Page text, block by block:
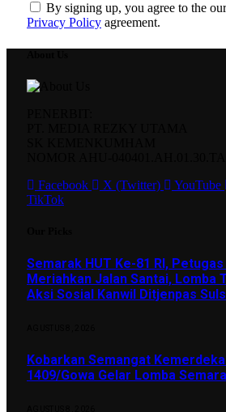
By signing up, you agree to the
Privacy Policy agreement.
Facebook
X (Twitter) YouTube
TikTok
Semarak HUT Ke-81 RI,
Meriahkan Jalan Santai, Lomba
Aksi Sosial Kanwil Ditjenpas
Kobarkan Semangat
1409/Gowa Gelar Lomba